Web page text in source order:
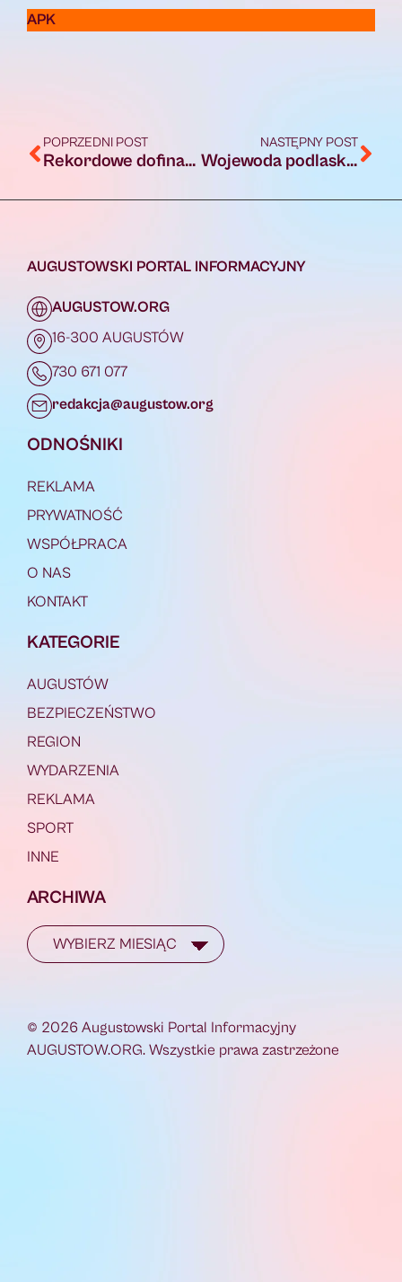
APK
POPRZEDNI POST
Rekordowe dofinansowanie z budżetu państwa dla augustowskiego szpitala
NASTĘPNY POST
Wojewoda podlaski wydał zezwolenie na budowę obwodnicy Suchowoli
AUGUSTOWSKI PORTAL INFORMACYJNY
AUGUSTOW.ORG
16-300 AUGUSTÓW
730 671 077
redakcja@augustow.org
ODNOŚNIKI
REKLAMA
PRYWATNOŚĆ
WSPÓŁPRACA
O NAS
KONTAKT
KATEGORIE
AUGUSTÓW
BEZPIECZEŃSTWO
REGION
WYDARZENIA
REKLAMA
SPORT
INNE
ARCHIWA
© 2026 Augustowski Portal Informacyjny
AUGUSTOW.ORG. Wszystkie prawa zastrzeżone